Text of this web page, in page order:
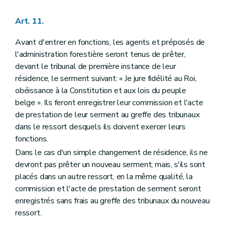
Art. 178
Art. 179bis
Art. 180
Art. 181
Art. 182
Art. 183
Art. 184
Art. 11.
Avant d'entrer en fonctions, les agents et préposés de
l'administration forestière seront tenus de prêter,
devant le tribunal de première instance de leur
résidence, le serment suivant: « Je jure fidélité au Roi,
obéissance à la Constitution et aux lois du peuple
belge ». Ils feront enregistrer leur commission et l'acte
de prestation de leur serment au greffe des tribunaux
dans le ressort desquels ils doivent exercer leurs
fonctions.
Dans le cas d'un simple changement de résidence, ils ne
devront pas prêter un nouveau serment; mais, s'ils sont
placés dans un autre ressort, en la même qualité, la
commission et l'acte de prestation de serment seront
enregistrés sans frais au greffe des tribunaux du nouveau
ressort.